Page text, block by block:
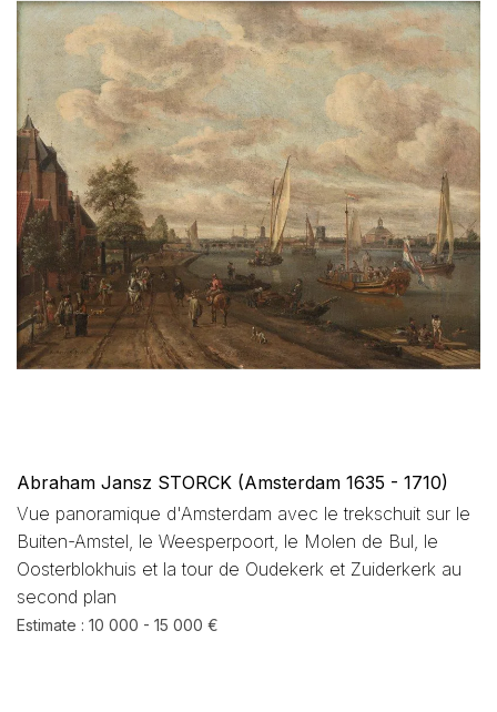
Abraham Jansz STORCK (Amsterdam 1635 - 1710)
Vue panoramique d'Amsterdam avec le trekschuit sur le
Buiten-Amstel, le Weesperpoort, le Molen de Bul, le
Oosterblokhuis et la tour de Oudekerk et Zuiderkerk au
second plan
Estimate : 10 000 - 15 000 €